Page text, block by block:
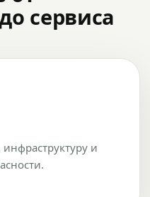
сервиса
и